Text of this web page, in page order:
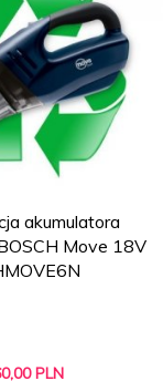
akumulatora
Move 18V
00 PLN